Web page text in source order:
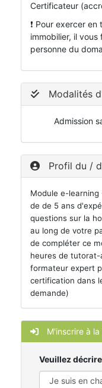
Certificateur
❗ Pour exercer
immobilier, il
personne du
Modalités
Admission
Profil du /
Module e-
de de 5 ans
questions sur la
au long de votre
de compléter ce
heures de tutorat-
formateur expert
certification dans
demande)
M'inscrire à
Veuillez